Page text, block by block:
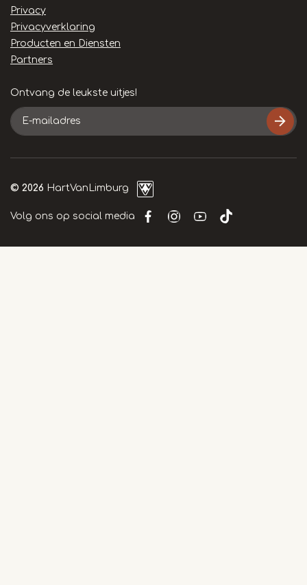
Privacy
Privacyverklaring
Producten en Diensten
Partners
Ontvang de leukste uitjes!
E-
mailadres
© 2026 HartVanLimburg
Volg ons op social media